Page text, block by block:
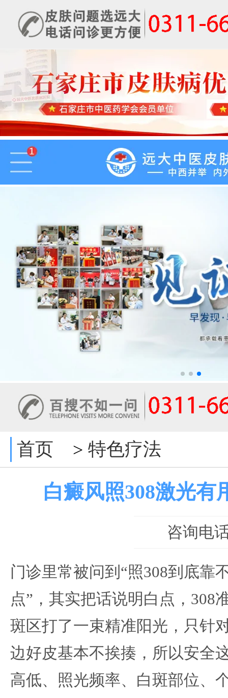
首页 > 特色疗法
白癜风照308激光有
咨询电
门诊里常被问到“照308到底靠
点”，其实把话说明白点，308
斑区打了一束精准阳光，只针
边好皮基本不挨揍，所以安全
高低、照光频率、白斑部位、